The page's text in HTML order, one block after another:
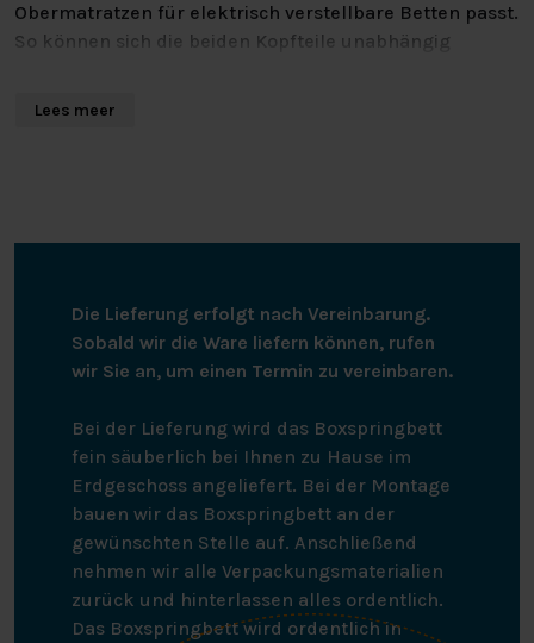
Obermatratzen für elektrisch verstellbare Betten passt.
So können sich die beiden Kopfteile unabhängig
Lees meer
Die Lieferung erfolgt nach Vereinbarung.
Sobald wir die Ware liefern können, rufen
wir Sie an, um einen Termin zu vereinbaren.
Bei der Lieferung wird das Boxspringbett
fein säuberlich bei Ihnen zu Hause im
Erdgeschoss angeliefert. Bei der Montage
bauen wir das Boxspringbett an der
gewünschten Stelle auf. Anschließend
nehmen wir alle Verpackungsmaterialien
zurück und hinterlassen alles ordentlich.
Das Boxspringbett wird ordentlich in